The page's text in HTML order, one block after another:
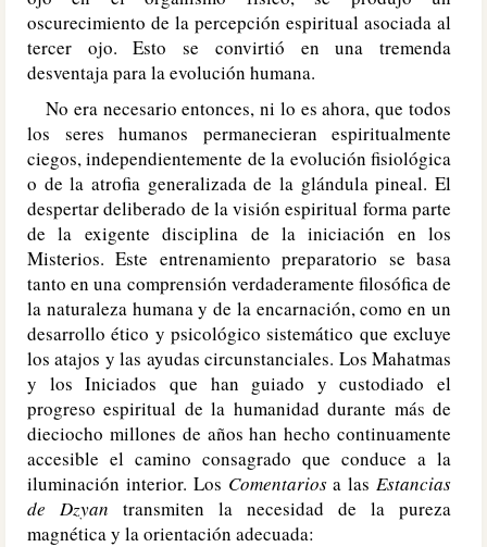
oscurecimiento de la percepción espiritual asociada al
tercer ojo. Esto se convirtió en una tremenda
desventaja para la evolución humana.
No era necesario entonces, ni lo es ahora, que todos
los seres humanos permanecieran espiritualmente
ciegos, independientemente de la evolución fisiológica
o de la atrofia generalizada de la glándula pineal. El
despertar deliberado de la visión espiritual forma parte
de la exigente disciplina de la iniciación en los
Misterios. Este entrenamiento preparatorio se basa
tanto en una comprensión verdaderamente filosófica de
la naturaleza humana y de la encarnación, como en un
desarrollo ético y psicológico sistemático que excluye
los atajos y las ayudas circunstanciales. Los Mahatmas
y los Iniciados que han guiado y custodiado el
progreso espiritual de la humanidad durante más de
dieciocho millones de años han hecho continuamente
accesible el camino consagrado que conduce a la
iluminación interior. Los Comentariosa las Estancias
de Dzyan transmiten la necesidad de la pureza
magnética y la orientación adecuada: